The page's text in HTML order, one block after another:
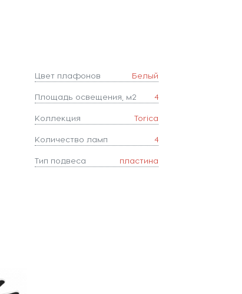
Цвет плафонов Белый
Площадь освещения, м2 4
Коллекция Torica
Количество ламп 4
Тип подвеса пластина